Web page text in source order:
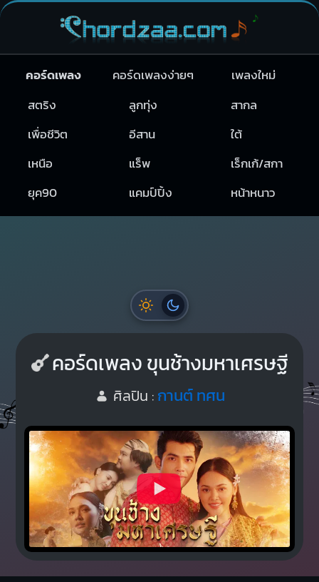
คอร์ดเพลง คอร์ดเพลงง่ายๆ
เพลงใหม่
สตริง
ลูกทุ่ง
สากล
เพื่อชีวิต
อีสาน
ใต้
เหนือ
แร็พ
เร็กเก้/สกา
ยุค90
แคมป์ปิ้ง หน้าหนาว
คอร์ดเพลง ขุนช้างมหาเศรษฐี
ศิลปิน : กานต์ ทศน